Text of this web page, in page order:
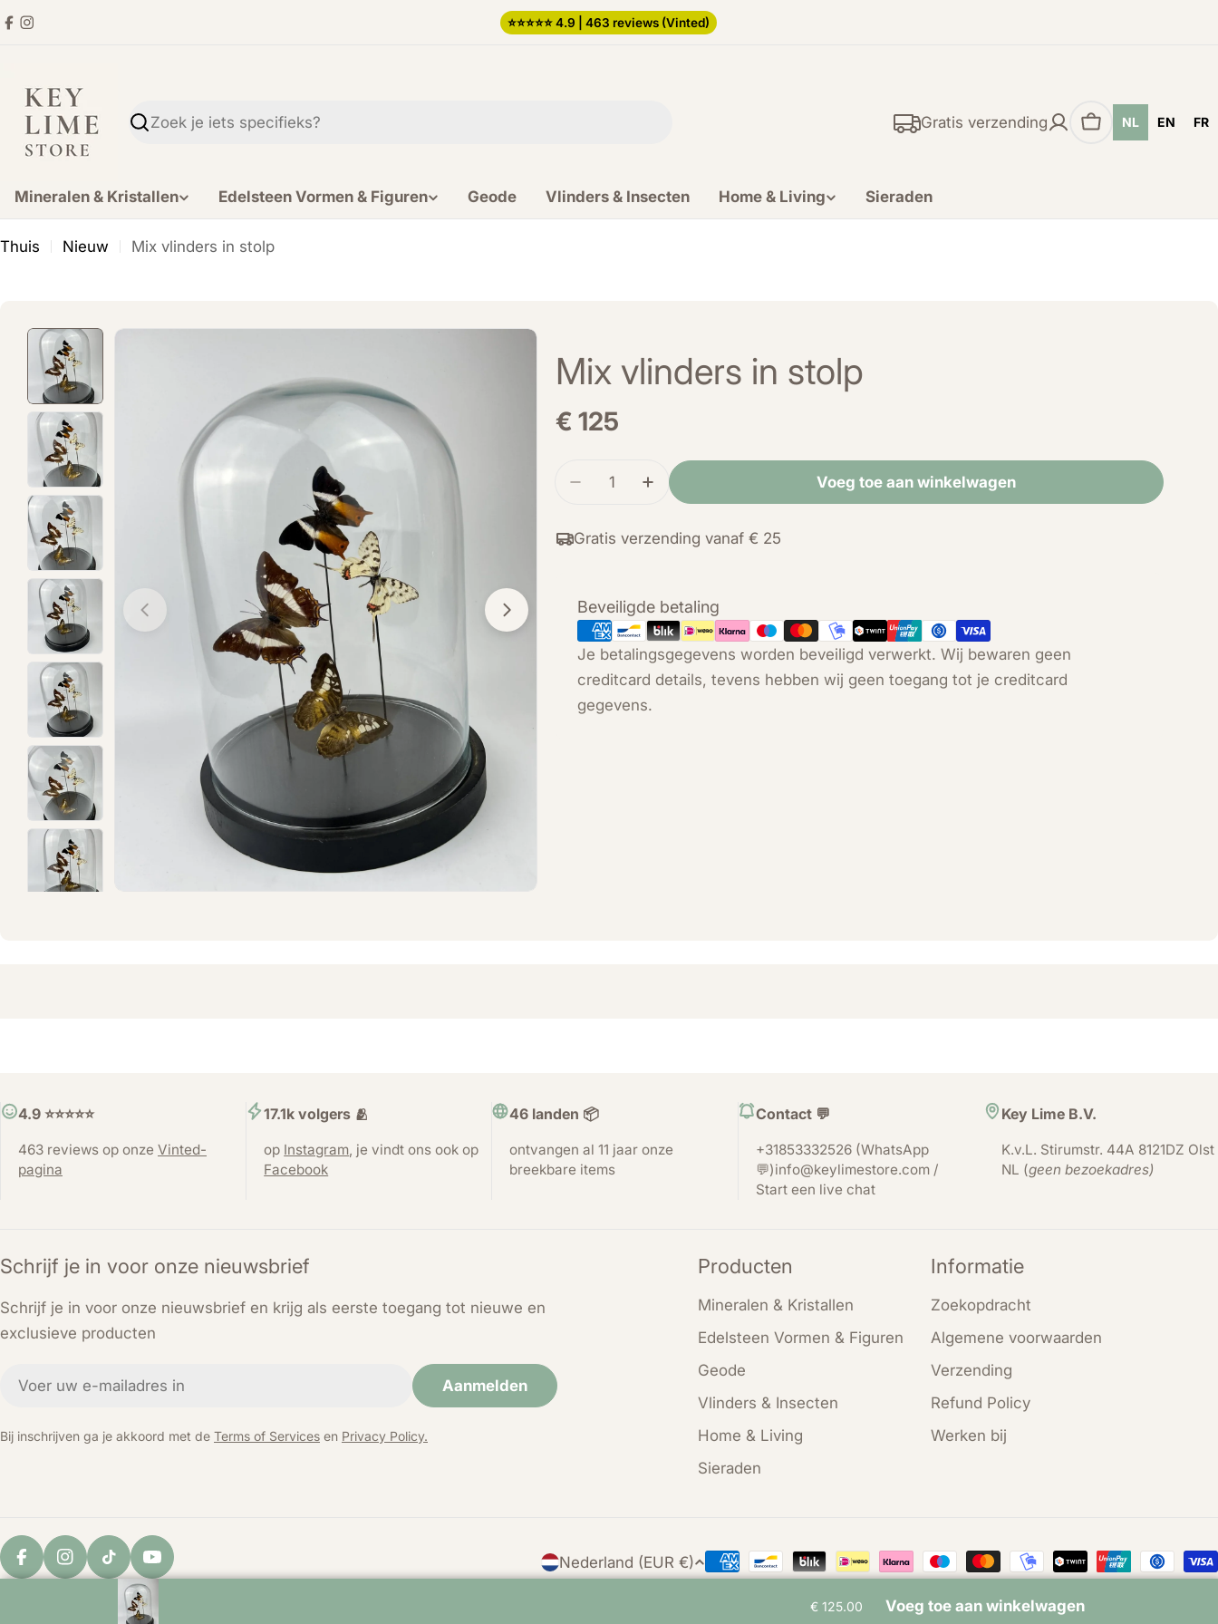
Ga
inhoud
Facebook
Instagram
⭐️⭐️⭐️⭐️⭐️ 4.9 | 463 reviews (Vinted)
Zoekopdracht
Gratis verzending
Winkelwagen
NL EN FR
Mineralen & Kristallen Edelsteen Vormen & Figuren Geode Vlinders & Insecten Home & Living Sieraden
Thuis Nieuw Mix vlinders in stolp
Open media 0 in modal Open media 1 in modal Open media 2 in modal
Mix vlinders in stolp
Normale
€ 125
Hoeveelheid
Verminder de hoeveelheid voor Mix vlinders in stolp
Verhoog de hoeveelheid voor Mix vlinders in stolp
Voeg toe aan winkelwagen
Gratis verzending vanaf € 25
Beveiligde betaling
Betaalmethoden
Je betalingsgegevens worden beveiligd verwerkt. Wij bewaren geen
creditcard details, tevens hebben wij geen toegang tot je creditcard
gegevens.
4.9 ⭐️⭐️⭐️⭐️⭐️
463 reviews op onze Vinted-
pagina
17.1k volgers 🫂
op Instagram, je vindt ons ook op
Facebook
46 landen 📦
ontvangen al 11 jaar onze
breekbare items
Contact 💬
+31853332526 (WhatsApp
💬)info@keylimestore.com /
Start een live chat
Key Lime B.V.
K.v.L. Stirumstr. 44A 8121DZ Olst
NL (geen bezoekadres)
Schrijf je in voor onze nieuwsbrief
Schrijf je in voor onze nieuwsbrief en krijg als eerste toegang tot nieuwe en
exclusieve producten
Aanmelden
Bij inschrijven ga je akkoord met de Terms of Services en Privacy Policy.
Producten
Mineralen & Kristallen
Edelsteen Vormen & Figuren
Geode
Vlinders & Insecten
Home & Living
Sieraden
Informatie
Zoekopdracht
Algemene voorwaarden
Verzending
Refund Policy
Werken bij
L
Nederland (EUR €) Betaalmethoden
FacebookInstagram
TikTokYouTube
KEY LIME STORE
€ 125.00 Voeg toe aan winkelwagen